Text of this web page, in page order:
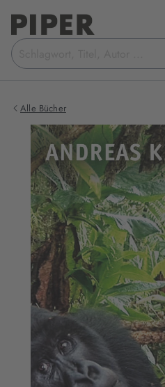
Suchbegriff
eingeben
Alle Bücher
Produktbilder
zum
Buch